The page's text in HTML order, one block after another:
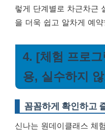
렇게 단계별로 차근차근
을 더욱 쉽고 알차게 예
4. [체험 프로그
용, 실수하지
꼼꼼하게 확인하고
신나는 원데이클래스 체